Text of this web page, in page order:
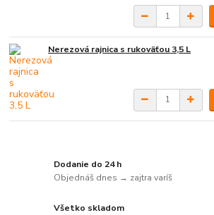
Nerezová rajnica s rukoväťou 3,5 L
Dodanie do 24 h
Objednáš dnes → zajtra varíš
Všetko skladom